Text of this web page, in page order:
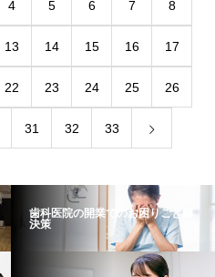
4 5 6 7 8
13 14 15 16 17
22 23 24 25 26
31 32 33
歯科医院の開業でのお困りごと解
決策